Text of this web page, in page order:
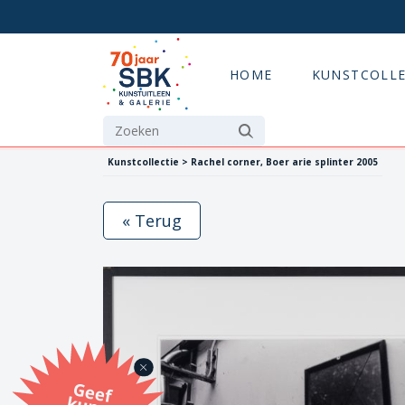
HOME
Kunstcollectie > Rachel corner, Boer arie splinter 2005
G
eef
u
n
st
a
d
o
m
et
e SB
K
u
n
stb
o
n
« Terug